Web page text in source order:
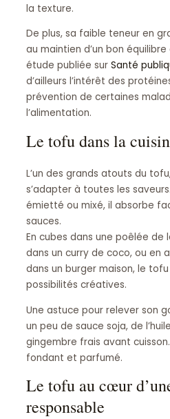
la texture.
De plus, sa faible teneur en
au maintien d’un bon
étude publiée sur Santé
d’ailleurs l’intérêt des
prévention de certaines
l’alimentation.
Le tofu dans la
L’un des grands atouts du
s’adapter à toutes les
émietté ou mixé, il absorbe
sauces.
En cubes dans une poêlée de
dans un curry de coco, ou en
dans un burger maison, le
possibilités créatives.
Une astuce pour relever son
un peu de sauce soja, de
gingembre frais avant
fondant et parfumé.
Le tofu au cœur
responsable